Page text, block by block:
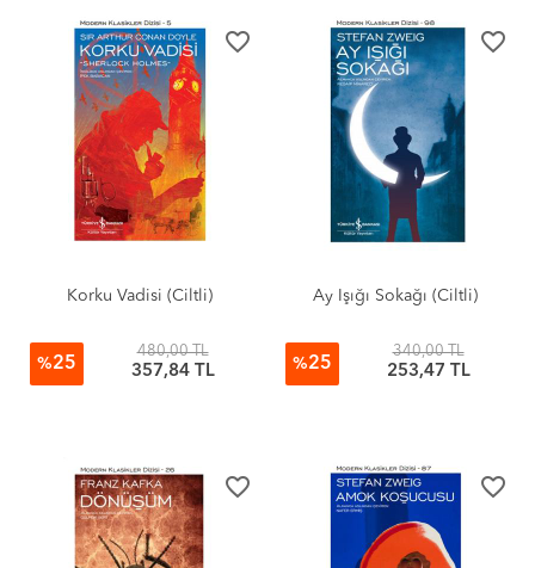
favorite_border
Korku Vadisi (Ciltli)
%25
480,00 TL
357,84 TL
favorite_border
Ay Işığı Sokağı (Ciltli)
%25
340,00 TL
253,47 TL
favorite_border favorite_border